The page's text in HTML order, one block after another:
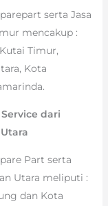
serta Jasa
mencakup :
Timur,
Kota
dari
Part serta
Utara meliputi :
dan Kota